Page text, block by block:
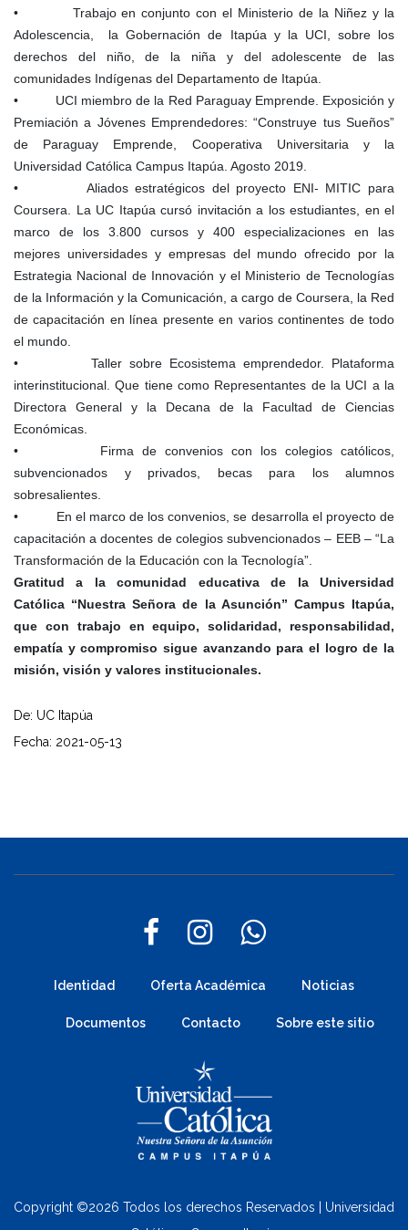
• Trabajo en conjunto con el Ministerio de la Niñez y la
Adolescencia, la Gobernación de Itapúa y la UCI, sobre los
derechos del niño, de la niña y del adolescente de las
comunidades Indígenas del Departamento de Itapúa.
• UCI miembro de la Red Paraguay Emprende. Exposición y
Premiación a Jóvenes Emprendedores: “Construye tus Sueños”
de Paraguay Emprende, Cooperativa Universitaria y la
Universidad Católica Campus Itapúa. Agosto 2019.
• Aliados estratégicos del proyecto ENI- MITIC para
Coursera. La UC Itapúa cursó invitación a los estudiantes, en el
marco de los 3.800 cursos y 400 especializaciones en las
mejores universidades y empresas del mundo ofrecido por la
Estrategia Nacional de Innovación y el Ministerio de Tecnologías
de la Información y la Comunicación, a cargo de Coursera, la Red
de capacitación en línea presente en varios continentes de todo
el mundo.
• Taller sobre Ecosistema emprendedor. Plataforma
interinstitucional. Que tiene como Representantes de la UCI a la
Directora General y la Decana de la Facultad de Ciencias
Económicas.
• Firma de convenios con los colegios católicos,
subvencionados y privados, becas para los alumnos
sobresalientes.
• En el marco de los convenios, se desarrolla el proyecto de
capacitación a docentes de colegios subvencionados – EEB – “La
Transformación de la Educación con la Tecnología”.
Gratitud a la comunidad educativa de la Universidad
Católica “Nuestra Señora de la Asunción” Campus Itapúa,
que con trabajo en equipo, solidaridad, responsabilidad,
empatía y compromiso sigue avanzando para el logro de la
misión, visión y valores institucionales.
De: UC Itapúa
Fecha: 2021-05-13
Identidad Oferta Académica Noticias
Documentos Contacto Sobre este sitio
Copyright ©2026 Todos los derechos Reservados | Universidad